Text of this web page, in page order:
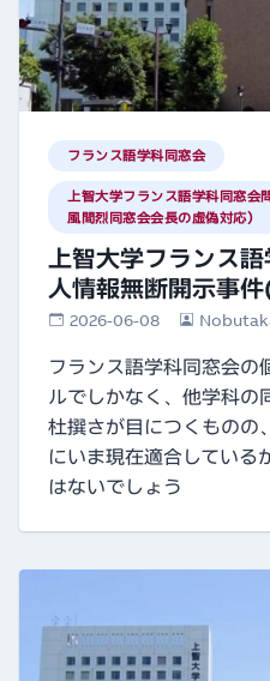
フランス語学科同窓会
上智大学フランス語学科同窓会
風間烈同窓会会長の虚偽対応）
上智大学フランス
人情報無断開示事
2026-06-08
フランス語学科同窓会の
ルでしかなく、他学科の
杜撰さが目につくものの
にいま現在適合している
はないでしょう